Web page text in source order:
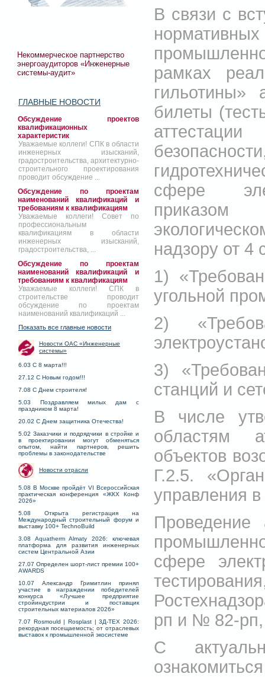
Некоммерческое партнерство
энергоаудиторов «Инженерные
системы-аудит»
ГЛАВНЫЕ НОВОСТИ
Обсуждение проектов
квалификационных
характеристик
Уважаемые коллеги! СПК в области
инженерных изысканий,
градостроительства, архитектурно-
строительного проектирования
проводит обсуждение ...
Обсуждение по проектам
наименований квалификаций и
требованиям к квалификациям
Уважаемые коллеги! Совет по
профессиональным
квалификациям в области
инженерных изысканий,
градостроительства, ...
Обсуждение по проектам
наименований квалификаций и
требованиям к квалификациям
Уважаемые коллеги! СПК в
строительстве проводит
обсуждение по проектам
наименований квалификаций ...
Показать все главные новости
Новости ОАС «Инженерные
системы»
6.03 С 8 марта!!!
27.12 С Новым годом!!!
7.08 С Днем строителя!
5.03 Поздравляем милых дам с
праздником 8 марта!
20.02 С Днем защитника Отечества!
5.02 Заказчики и подрядчики в стройке и
в проектировании могут обменяться
опытом, найти партнеров, решить
проблемы в законодательстве
Новости отрасли
5.08 В Москве пройдёт VI Всероссийская
практическая конференция «ЖКХ Конф
2026»
5.08 Открыта регистрация на
Международный строительный форум и
выставку 100+ TechnoBuild
3.08 Aquatherm Almaty 2026: ключевая
платформа для развития инженерных
систем Центральной Азии
27.07 Определен шорт-лист премии 100+
AWARDS
10.07 Александр Гримитлин принял
участие в награждении победителей
конкурса «Лучшее предприятие
стройиндустрии и поставщик
строительных материалов 2026»
7.07 Rosmould | Rosplast | 3Д-ТЕХ 2026:
рекордная посещаемость; от отраслевых
выставок к промышленной экосистеме
В связи с
рамках
гильотины»
билеты
сфере
надзору от 4
1)
угольной
2)
3)
станций и
В числе
областям
объектов
Г.2.5.
управления в
Проведение
сфере
рп и № 82-рп,
С